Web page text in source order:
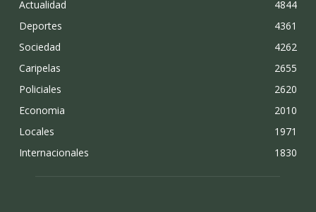
Actualidad
4844
Deportes
4361
Sociedad
4262
Caripelas
2655
Policiales
2620
Economia
2010
Locales
1971
Internacionales
1830